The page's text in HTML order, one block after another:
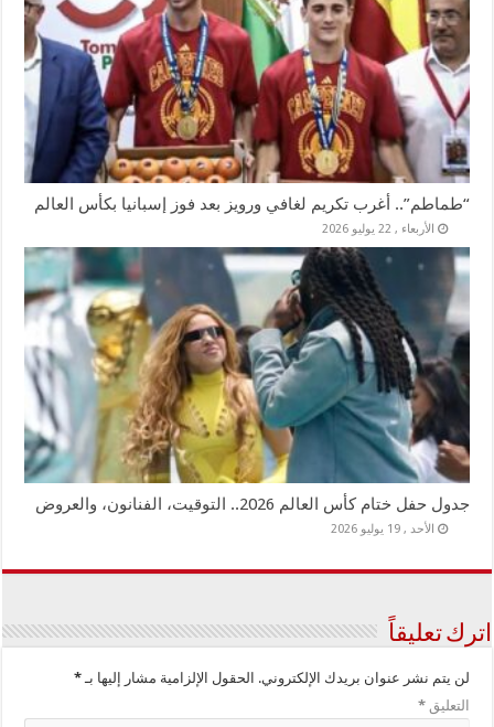
“طماطم”.. أغرب تكريم لغافي ورويز بعد فوز إسبانيا بكأس العالم
الأربعاء , 22 يوليو 2026
جدول حفل ختام كأس العالم 2026.. التوقيت، الفنانون، والعروض
الأحد , 19 يوليو 2026
اترك تعليقاً
لن يتم نشر عنوان بريدك الإلكتروني. الحقول الإلزامية مشار إليها بـ*
التعليق*